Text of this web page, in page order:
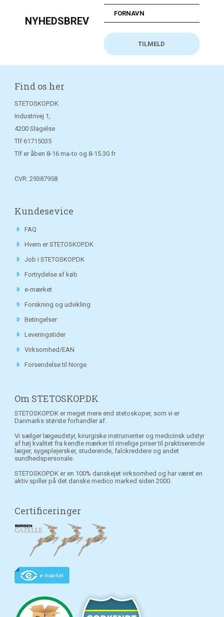
NYHEDSBREV
Find os her
STETOSKOP.DK
Industrivej 1,
4200 Slagelse
Tlf 61715035
Tlf er åben 8-16 ma-to og 8-15.30 fr
CVR: 29387958
Kundesevice
FAQ
Hvem er STETOSKOP.DK
Job i STETOSKOP.DK
Fortrydelse af køb
e-mærket
Forskning og udvikling
Betingelser
Leveringstider
Virksomhed/EAN
Forsendelse til Norge
Om STETOSKOP.DK
STETOSKOP.DK er meget mere end stetoskoper, som vi er
Danmarks største forhandler af.
Vi sælger lægeudstyr, kirurgiske instrumenter og medicinsk udstyr
af høj kvalitet fra kendte mærker til rimelige priser til praktiserende
læger, sygeplejersker, studerende, falckreddere og andet
sundhedspersonale.
STETOSKOP.DK er en 100% danskejet virksomhed og har været en
aktiv spiller på det danske medico marked siden 2000.
Certificeringer